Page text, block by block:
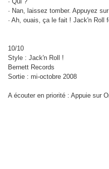
· Nan, laissez tomber. Appuyez
· Ah, ouais, ça le fait ! Jack'n Roll
10/10
Style : Jack'n Roll !
Bernett Records
Sortie : mi-octobre 2008
A écouter en priorité : Appuie sur